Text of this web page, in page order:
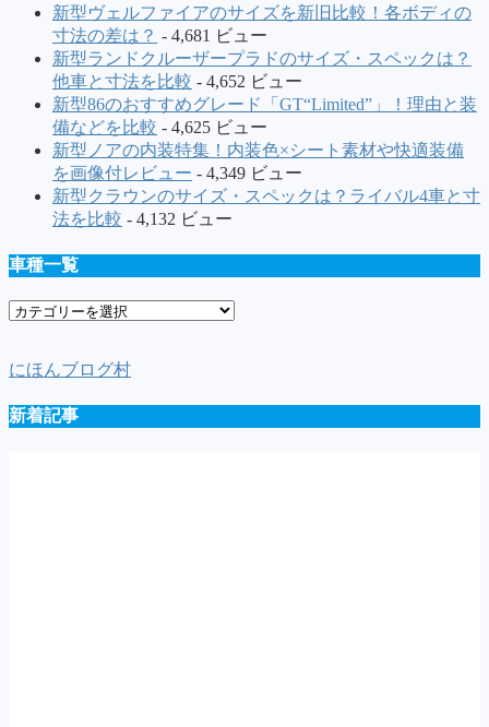
新型ヴェルファイアのサイズを新旧比較！各ボディの
寸法の差は？ - 4,681 ビュー
新型ランドクルーザープラドのサイズ・スペックは？
他車と寸法を比較 - 4,652 ビュー
新型86のおすすめグレード「GT“Limited”」！理由と装
備などを比較 - 4,625 ビュー
新型ノアの内装特集！内装色×シート素材や快適装備
を画像付レビュー - 4,349 ビュー
新型クラウンのサイズ・スペックは？ライバル4車と寸
法を比較 - 4,132 ビュー
車種一覧
車
覧
にほんブログ村
新着記事